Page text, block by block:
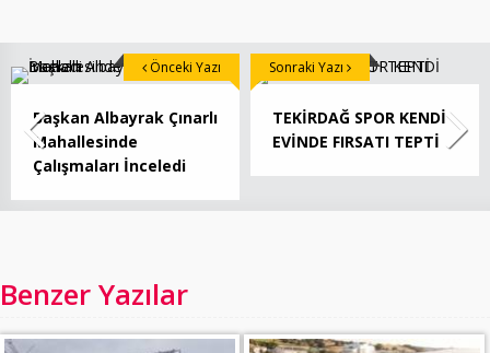
Başkan Albayrak Çınarlı
Mahallesinde
Çalışmaları İnceledi
Önceki Yazı
TEKİRDAĞ SPOR KENDİ
EVİNDE FIRSATI TEPTİ
Sonraki Yazı
Benzer Yazılar